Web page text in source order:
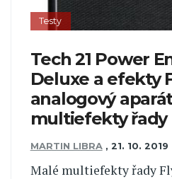
Testy
Tech 21 Power
Deluxe a efekty
analogový
multiefekty řady
MARTIN LIBRA , 21. 10. 2019
Malé multiefekty řady